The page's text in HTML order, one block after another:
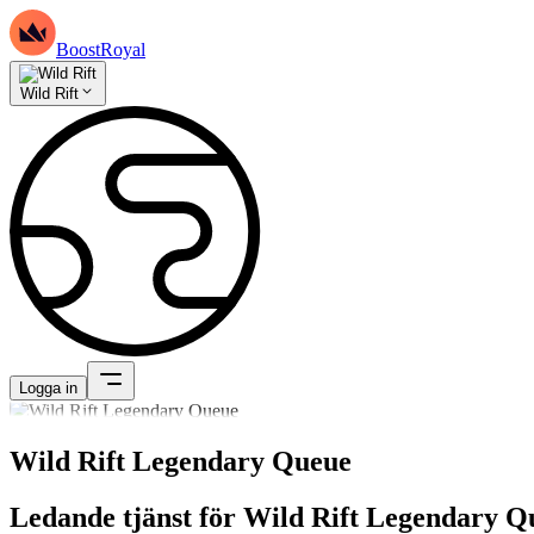
BoostRoyal
Wild Rift
Logga in
Wild Rift Legendary Queue
Ledande tjänst för Wild Rift Legendary